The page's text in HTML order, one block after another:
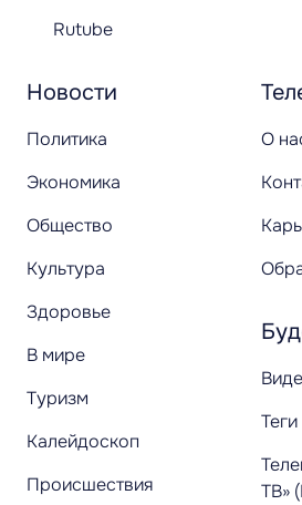
Новости
Политика
Экономика
Общество
Культура
Здоровье
В мире
Туризм
Калейдоскоп
Происшествия
О
Теги
ТВ»
Rutube